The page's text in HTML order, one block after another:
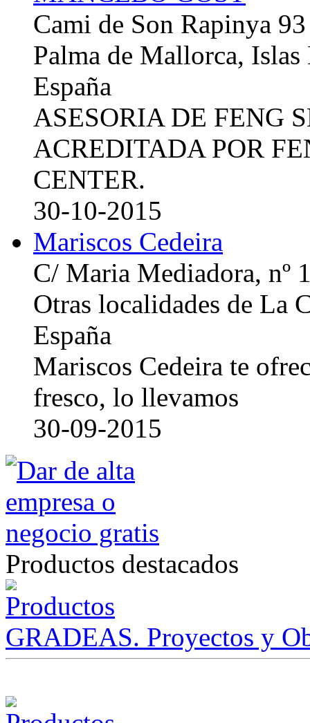
Cami de Son Rapinya 93
Palma de Mallorca, Islas
España
ASESORIA DE FENG
ACREDITADA POR
CENTER.
30-10-2015
Mariscos Cedeira
C/ Maria Mediadora, nº
Otras localidades de La
España
Mariscos Cedeira te
fresco, lo llevamos
30-09-2015
Productos destacados
GRADEAS. Proyectos y